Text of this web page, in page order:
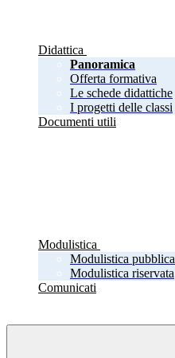
Didattica
Panoramica
Offerta formativa
Le schede didattiche
I progetti delle classi
Documenti utili
Modulistica
Modulistica pubblica
Modulistica riservata
Comunicati